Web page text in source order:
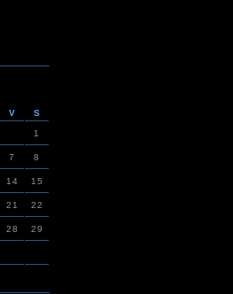
V S
1
7 8
14 15
21 22
28 29